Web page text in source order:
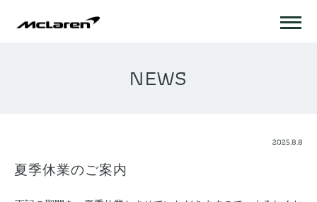
NEWS
2025.8.8
夏季休業のご案内